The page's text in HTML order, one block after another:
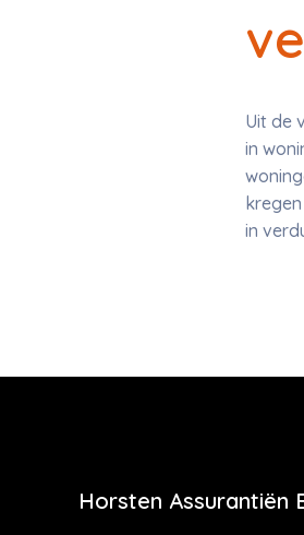
Uit de
in
in
Horsten Assurantiën